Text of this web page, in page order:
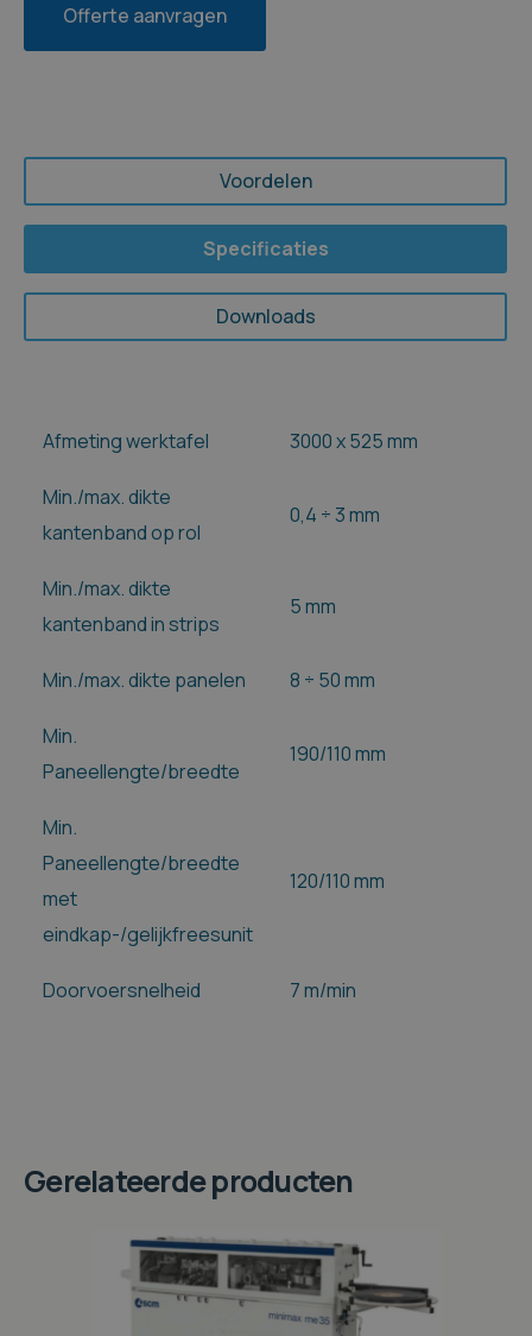
Offerte aanvragen
Specificaties
Voordelen
Downloads
Afmeting werktafel 3000 x 525 mm
Min./max. dikte
kantenband op rol
0,4 ÷ 3 mm
Min./max. dikte
kantenband in strips
5 mm
Min./max. dikte panelen 8 ÷ 50 mm
Min.
Paneellengte/breedte
190/110 mm
Min.
Paneellengte/breedte
met
eindkap-/gelijkfreesunit
120/110 mm
Doorvoersnelheid 7 m/min
Gerelateerde producten